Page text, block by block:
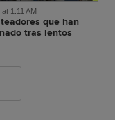
1:11 AM
que han
tras lentos